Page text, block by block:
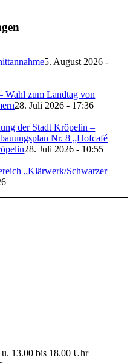
5. August 2026 -
Wahl zum Landtag von
28. Juli 2026 - 17:36
der Stadt Kröpelin –
Nr. 8 „Hofcafé
28. Juli 2026 - 10:55
„Klärwerk/Schwarzer
13.00 bis 18.00 Uhr